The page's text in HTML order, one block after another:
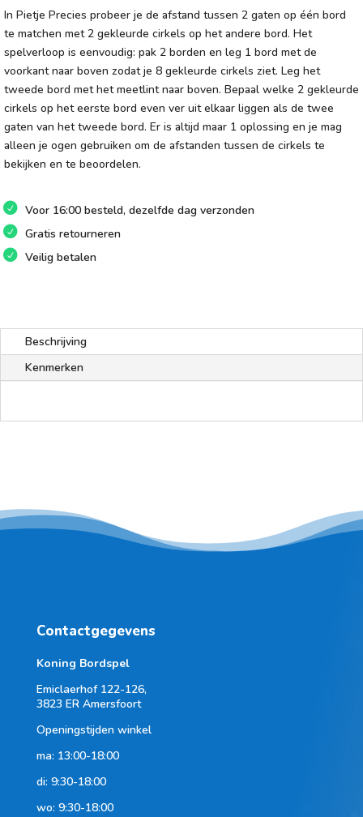
In Pietje Precies probeer je de afstand tussen 2 gaten op één bord
te matchen met 2 gekleurde cirkels op het andere bord. Het
spelverloop is eenvoudig: pak 2 borden en leg 1 bord met de
voorkant naar boven zodat je 8 gekleurde cirkels ziet. Leg het
tweede bord met het meetlint naar boven. Bepaal welke 2 gekleurde
cirkels op het eerste bord even ver uit elkaar liggen als de twee
gaten van het tweede bord. Er is altijd maar 1 oplossing en je mag
alleen je ogen gebruiken om de afstanden tussen de cirkels te
bekijken en te beoordelen.
Voor 16:00 besteld, dezelfde dag verzonden
Gratis retourneren
Veilig betalen
Beschrijving
Kenmerken
Contactgegevens
Koning Bordspel
Emiclaerhof 122-126,
3823 ER Amersfoort
Openingstijden winkel
ma: 13:00-18:00
di: 9:30-18:00
wo: 9:30-18:00